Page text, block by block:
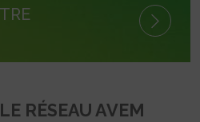
RÉSEAU AVEM